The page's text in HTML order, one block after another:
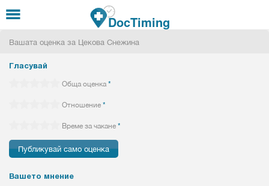
Премини към основното съдържание
DocTiming
Вашата оценка за Цекова Снежина
Гласувай
Обща оценка*
Отношение*
Време за чакане*
Вашето мнение